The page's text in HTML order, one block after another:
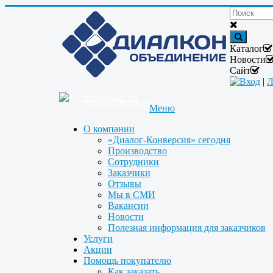
Каталог
Новости
Сайт
Вход |
Меню
О компании
«Диалог-Конверсия» сегодня
Производство
Сотрудники
Заказчики
Отзывы
Мы в СМИ
Вакансии
Новости
Полезная информация для заказчиков
Услуги
Акции
Помощь покупателю